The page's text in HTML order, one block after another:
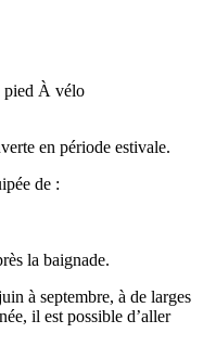
À vélo
en période estivale.
de :
la baignade.
à septembre, à de larges
il est possible d’aller